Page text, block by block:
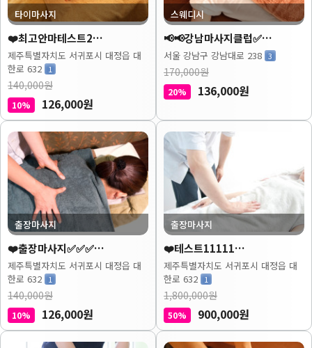
타이마사지
❤️최고안마테스트2…
제주특별자치도 서귀포시 대정읍 대
한로 632 1
140,000원
10% 126,000원
스웨디시
📢📢강남마사지클럽✅…
서울 강남구 강남대로 238 3
170,000원
20% 136,000원
출장마사지
❤️출장마사지✅✅✅…
제주특별자치도 서귀포시 대정읍 대
한로 632 1
140,000원
10% 126,000원
출장마사지
❤️테스트11111…
제주특별자치도 서귀포시 대정읍 대
한로 632 1
1,800,000원
50% 900,000원